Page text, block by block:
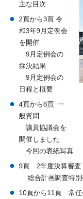
主な目次
2頁から3頁 令
和3年9月定例会
を開催
9月定例会の
採決結果
9月定例会の
日程と概要
4頁から8頁 一
般質問
議員協議会を
開催しました
今回の表紙写真
9頁 2年度決算審査
総合計画調査特別
10頁から11頁 常任